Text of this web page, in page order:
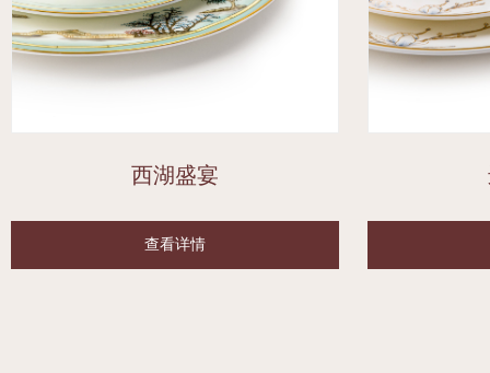
查看详情
西湖盛宴